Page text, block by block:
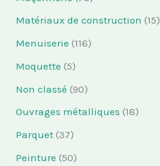
Matériaux de construction (15)
Menuiserie (116)
Moquette (5)
Non classé (90)
Ouvrages métalliques (18)
Parquet (37)
Peinture (50)